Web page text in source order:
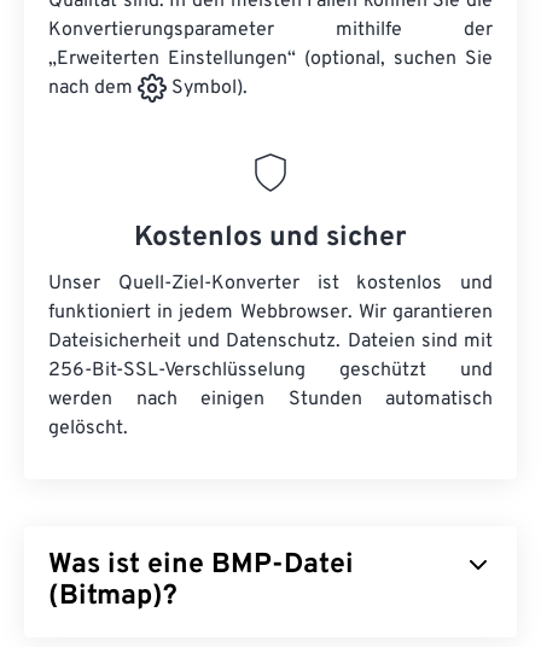
Konvertierungsparameter mithilfe der
„Erweiterten Einstellungen“ (optional, suchen Sie
nach dem
Symbol).
Kostenlos und sicher
Unser Quell-Ziel-Konverter ist kostenlos und
funktioniert in jedem Webbrowser. Wir garantieren
Dateisicherheit und Datenschutz. Dateien sind mit
256-Bit-SSL-Verschlüsselung geschützt und
werden nach einigen Stunden automatisch
gelöscht.
Was ist eine BMP-Datei
(Bitmap)?